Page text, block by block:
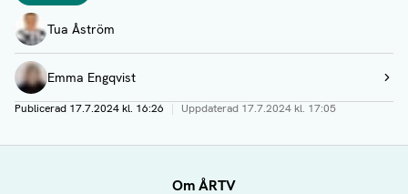
Författare
Tua Åström
Emma Engqvist
Visa profil
Publicerad 17.7.2024 kl. 16:26 | Uppdaterad 17.7.2024 kl. 17:05
Om ÅRTV